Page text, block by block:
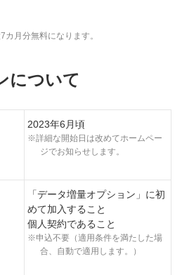
月分無料になります。
について
2023年6月頃
※詳細な開始日は改めてホームペー
ジでお知らせします。
「データ増量オプション」に初
めて加入すること
個人契約であること
※申込不要（適用条件を満たした場
合、自動で適用します。）